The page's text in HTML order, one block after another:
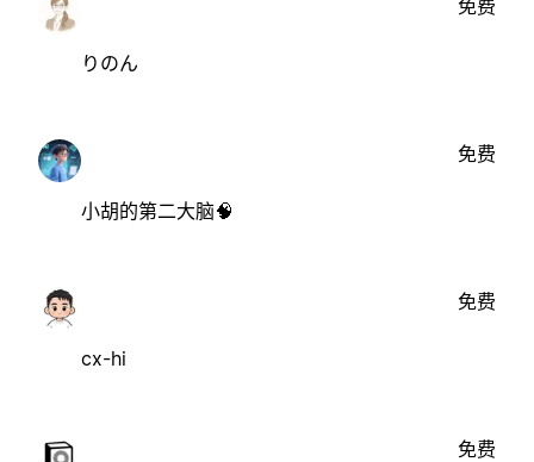
りのん
免费
小胡的第二大脑🧠
免费
cx-hi
免费
免费